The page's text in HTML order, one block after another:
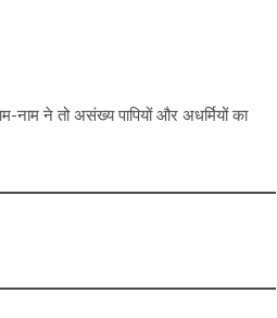
नाम ने तो असंख्य पापियों और अधर्मियों का